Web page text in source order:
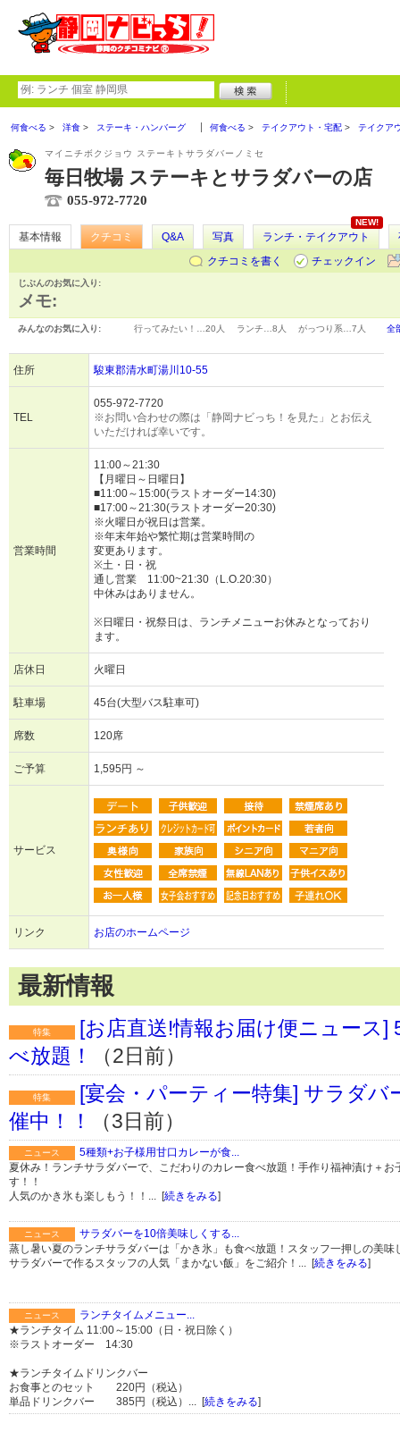
何食べる 洋食 ステーキ・ハンバーグ 何食べる テイクアウト・宅配 テイクア
マイニチボクジョウ ステーキトサラダバーノミセ
毎日牧場 ステーキとサラダバーの店
055-972-7720
基本情報 クチコミ Q&A 写真 ランチ・テイクアウト
NEW!
クチコミを書く
チェックイン
じぶんのお気に入り:
メモ:
みんなのお気に入り: 行ってみたい！… 20人 ランチ… 8人 がっつり系… 7人 全
住所 駿東郡清水町湯川10-55
TEL
055-972-7720
※お問い合わせの際は「静岡ナビっち！を見た」とお伝え
いただければ幸いです。
営業時間
11:00～21:30
【月曜日～日曜日】
■11:00～15:00(ラストオーダー14:30)
■17:00～21:30(ラストオーダー20:30)
※火曜日が祝日は営業。
※年末年始や繁忙期は営業時間の
変更あります。
※土・日・祝
通し営業 11:00~21:30（L.O.20:30）
中休みはありません。
※日曜日・祝祭日は、ランチメニューお休みとなっており
ます。
店休日 火曜日
駐車場 45台(大型バス駐車可)
席数 120席
ご予算 1,595円 ～
サービス
リンク お店のホームページ
最新情報
特集
[お店直送!情報お届け便ニュース]
べ放題！
（2日前）
特集
[宴会・パーティー特集] サラダ
催中！！
（3日前）
ニュース
5種類+お子様用甘口カレーが食...
夏休み！ランチサラダバーで、こだわりのカレー食べ放題！手作り福神漬け＋
す！！
人気のかき氷も楽しもう！！... [続きをみる]
ニュース
サラダバーを10倍美味しくする...
蒸し暑い夏のランチサラダバーは「かき氷」も食べ放題！スタッフ一押しの美味
サラダバーで作るスタッフの人気「まかない飯」をご紹介！... [続きをみる]
ニュース
ランチタイムメニュー...
★ランチタイム 11:00～15:00（日・祝日除く）
※ラストオーダー 14:30
★ランチタイムドリンクバー
お食事とのセット 220円（税込）
単品ドリンクバー 385円（税込）... [続きをみる]